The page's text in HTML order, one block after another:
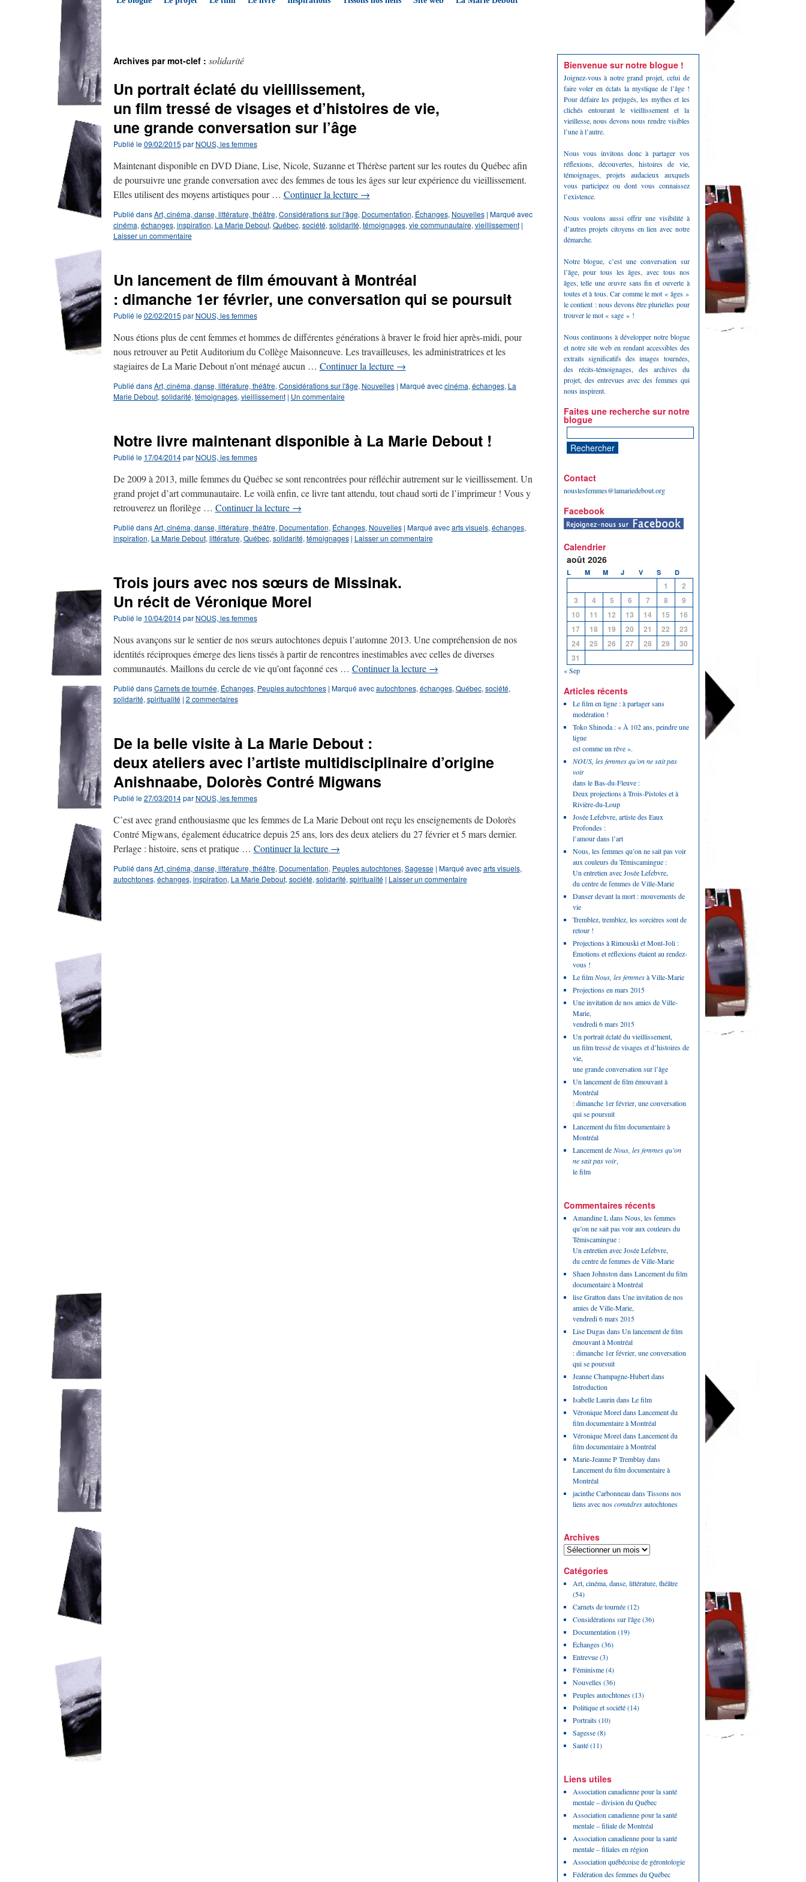
Archives par mot-clef : solidarité
Un portrait éclaté du vieillissement,
un film tressé de visages et d’histoires de vie,
une grande conversation sur l’âge
Publié le 09/02/2015 par NOUS, les femmes
Maintenant disponible en DVD Diane, Lise, Nicole, Suzanne et Thérèse partent sur les routes du Québec afin
de poursuivre une grande conversation avec des femmes de tous les âges sur leur expérience du vieillissement.
Elles utilisent des moyens artistiques pour … Continuer la lecture →
Publié dans Art, cinéma, danse, littérature, théâtre, Considérations sur l'âge, Documentation, Échanges, Nouvelles | Marqué avec
cinéma, échanges, inspiration, La Marie Debout, Québec, société, solidarité, témoignages, vie communautaire, vieillissement |
Laisser un commentaire
Un lancement de film émouvant à Montréal
: dimanche 1er février, une conversation qui se poursuit
Publié le 02/02/2015 par NOUS, les femmes
Nous étions plus de cent femmes et hommes de différentes générations à braver le froid hier après-midi, pour
nous retrouver au Petit Auditorium du Collège Maisonneuve. Les travailleuses, les administratrices et les
stagiaires de La Marie Debout n’ont ménagé aucun … Continuer la lecture →
Publié dans Art, cinéma, danse, littérature, théâtre, Considérations sur l'âge, Nouvelles | Marqué avec cinéma, échanges, La
Marie Debout, solidarité, témoignages, vieillissement | Un commentaire
Notre livre maintenant disponible à La Marie Debout !
Publié le 17/04/2014 par NOUS, les femmes
De 2009 à 2013, mille femmes du Québec se sont rencontrées pour réfléchir autrement sur le vieillissement. Un
grand projet d’art communautaire. Le voilà enfin, ce livre tant attendu, tout chaud sorti de l’imprimeur ! Vous y
retrouverez un florilège … Continuer la lecture →
Publié dans Art, cinéma, danse, littérature, théâtre, Documentation, Échanges, Nouvelles | Marqué avec arts visuels, échanges,
inspiration, La Marie Debout, littérature, Québec, solidarité, témoignages | Laisser un commentaire
Trois jours avec nos sœurs de Missinak.
Un récit de Véronique Morel
Publié le 10/04/2014 par NOUS, les femmes
Nous avançons sur le sentier de nos sœurs autochtones depuis l’automne 2013. Une compréhension de nos
identités réciproques émerge des liens tissés à partir de rencontres inestimables avec celles de diverses
communautés. Maillons du cercle de vie qu’ont façonné ces … Continuer la lecture →
Publié dans Carnets de tournée, Échanges, Peuples autochtones | Marqué avec autochtones, échanges, Québec, société,
solidarité, spiritualité | 2 commentaires
De la belle visite à La Marie Debout :
deux ateliers avec l’artiste multidisciplinaire d’origine
Anishnaabe, Dolorès Contré Migwans
Publié le 27/03/2014 par NOUS, les femmes
C’est avec grand enthousiasme que les femmes de La Marie Debout ont reçu les enseignements de Dolorès
Contré Migwans, également éducatrice depuis 25 ans, lors des deux ateliers du 27 février et 5 mars dernier.
Perlage : histoire, sens et pratique … Continuer la lecture →
Publié dans Art, cinéma, danse, littérature, théâtre, Documentation, Peuples autochtones, Sagesse | Marqué avec arts visuels,
autochtones, échanges, inspiration, La Marie Debout, société, solidarité, spiritualité | Laisser un commentaire
Bienvenue sur notre blogue !
Joignez-vous à notre grand projet, celui de
faire voler en éclats la mystique de l’âge !
Pour défaire les préjugés, les mythes et les
clichés entourant le vieillissement et la
vieillesse, nous devons nous rendre visibles
l’une à l’autre.
Nous vous invitons donc à partager vos
réflexions, découvertes, histoires de vie,
témoignages, projets audacieux auxquels
vous participez ou dont vous connaissez
l’existence.
Nous voulons aussi offrir une visibilité à
d’autres projets citoyens en lien avec notre
démarche.
Notre blogue, c’est une conversation sur
l’âge, pour tous les âges, avec tous nos
âges, telle une œuvre sans fin et ouverte à
toutes et à tous. Car comme le mot « âges »
le contient : nous devons être plurielles pour
trouver le mot « sage » !
Nous continuons à développer notre blogue
et notre site web en rendant accessibles des
extraits significatifs des images tournées,
des récits-témoignages, des archives du
projet, des entrevues avec des femmes qui
nous inspirent.
Faites une recherche sur notre
blogue
Contact
nouslesfemmes@lamariedebout.org
Facebook
Calendrier
août 2026
L M M J V S D
1
2
3
4 5 6 7 8
9
10
11 12 13 14 15
16
17
18 19 20 21 22
23
24
25 26 27 28 29
30
31
« Sep
Articles récents
Le film en ligne : à partager sans
modération !
Toko Shinoda : « À 102 ans, peindre une
ligne
est comme un rêve ».
NOUS, les femmes qu’on ne sait pas
voir
dans le Bas-du-Fleuve :
Deux projections à Trois-Pistoles et à
Rivière-du-Loup
Josée Lefebvre, artiste des Eaux
Profondes :
l’amour dans l’art
Nous, les femmes qu’on ne sait pas voir
aux couleurs du Témiscamingue :
Un entretien avec Josée Lefebvre,
du centre de femmes de Ville-Marie
Danser devant la mort : mouvements de
vie
Tremblez, tremblez, les sorcières sont de
retour !
Projections à Rimouski et Mont-Joli :
Émotions et réflexions étaient au rendez-
vous !
Le filmNous, les femmesà Ville-Marie
Projections en mars 2015
Une invitation de nos amies de Ville-
Marie,
vendredi 6 mars 2015
Un portrait éclaté du vieillissement,
un film tressé de visages et d’histoires de
vie,
une grande conversation sur l’âge
Un lancement de film émouvant à
Montréal
: dimanche 1er février, une conversation
qui se poursuit
Lancement du film documentaire à
Montréal
Lancement deNous, les femmes qu’on
ne sait pas voir,
le film
Commentaires récents
Amandine LdansNous, les femmes
qu’on ne sait pas voir aux couleurs du
Témiscamingue :
Un entretien avec Josée Lefebvre,
du centre de femmes de Ville-Marie
Shaen Johnston dansLancement du film
documentaire à Montréal
lise Gratton dansUne invitation de nos
amies de Ville-Marie,
vendredi 6 mars 2015
Lise DugasdansUn lancement de film
émouvant à Montréal
: dimanche 1er février, une conversation
qui se poursuit
Jeanne Champagne-Hubertdans
Introduction
Isabelle Laurin dansLe film
Véronique MoreldansLancement du
film documentaire à Montréal
Véronique MoreldansLancement du
film documentaire à Montréal
Marie-Jeanne P Tremblaydans
Lancement du film documentaire à
Montréal
jacinthe Carbonneau dansTissons nos
liens avec noscomadresautochtones
Archives
Catégories
Art, cinéma, danse, littérature, théâtre
(54)
Carnets de tournée(12)
Considérations sur l'âge(36)
Documentation (19)
Échanges(36)
Entrevue(3)
Féminisme(4)
Nouvelles(36)
Peuples autochtones(13)
Politique et société(14)
Portraits(10)
Sagesse(8)
Santé(11)
Liens utiles
Association canadienne pour la santé
mentale – division du Québec
Association canadienne pour la santé
mentale – filiale de Montréal
Association canadienne pour la santé
mentale – filiales en région
Association québécoise de gérontologie
Fédération des femmes du Québec